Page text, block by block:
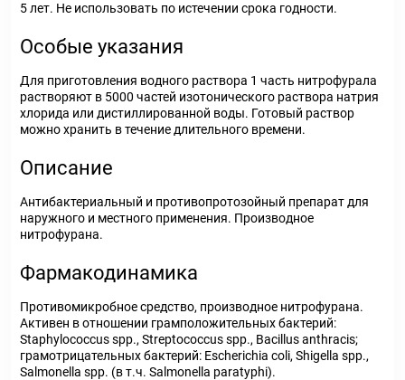
5 лет. Не использовать по истечении срока годности.
Особые указания
Для приготовления водного раствора 1 часть нитрофурала
растворяют в 5000 частей изотонического раствора натрия
хлорида или дистиллированной воды. Готовый раствор
можно хранить в течение длительного времени.
Описание
Антибактериальный и противопротозойный препарат для
наружного и местного применения. Производное
нитрофурана.
Фармакодинамика
Противомикробное средство, производное нитрофурана.
Активен в отношении грамположительных бактерий:
Staphylococcus spp., Streptococcus spp., Bacillus anthracis;
грамотрицательных бактерий: Escherichia coli, Shigella spp.,
Salmonella spp. (в т.ч. Salmonella paratyphi).